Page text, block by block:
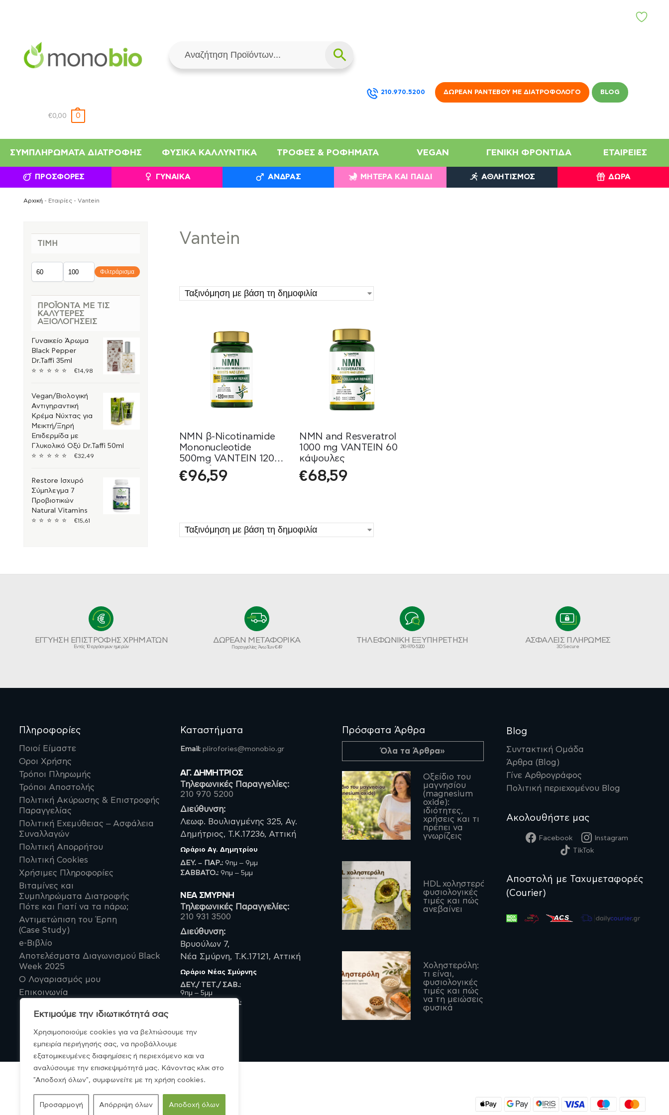
Εκτιμούμε την ιδιωτικότητά σας
Χρησιμοποιούμε cookies για να βελτιώσουμε την
εμπειρία περιήγησής σας, να προβάλλουμε
εξατομικευμένες διαφημίσεις ή περιεχόμενο και να
αναλύσουμε την επισκεψιμότητά μας. Κάνοντας κλικ στο
"Αποδοχή όλων", συμφωνείτε με τη χρήση cookies.
Προσαρμογή Απόρριψη όλων Αποδοχή όλων
210.970.5200 ΔΩΡΕΆΝ ΡΑΝΤΕΒΟΎ ΜΕ ΔΙΑΤΡΟΦΟΛΌΓΟ BLOG
Α
€0,00 0
ΣΥΜΠΛΗΡΏΜΑΤΑ ΔΙΑΤΡΟΦΉΣ ΦΥΣΙΚΆ ΚΑΛΛΥΝΤΙΚΆ ΤΡΟΦΈΣ & ΡΟΦΉΜΑΤΑ VEGAN ΓΕΝΙΚΉ ΦΡΟΝΤΊΔΑ ΕΤΑΙΡΕΊΕΣ
ΠΡΟΣΦΟΡΈΣ ΓΥΝΑΊΚΑ ΆΝΔΡΑΣ ΜΗΤΈΡΑ ΚΑΙ ΠΑΙΔΊ ΑΘΛΗΤΙΣΜΌΣ ΔΏΡΑ
Αρχική - Εταιρίες -Vantein
Vantein
NMN β-Nicotinamide
Mononucleotide
500mg VANTEIN 120
κάψουλες
€96,59
NMN and Resveratrol
1000 mg VANTEIN 60
κάψουλες
€68,59
ΤΙΜΉ
Φιλτράρισμα
ΠΡΟΪΌΝΤΑ ΜΕ ΤΙΣ
ΚΑΛΎΤΕΡΕΣ
ΑΞΙΟΛΟΓΉΣΕΙΣ
Γυναικείο Άρωμα
Black Pepper
Dr.Taffi 35ml
⭐ ⭐ ⭐ ⭐ ⭐ €14,98
Vegan/Βιολογική
Αντιγηραντική
Κρέμα Νύχτας για
Μεικτή/Ξηρή
Επιδερμίδα με
Γλυκολικό Οξύ Dr.Taffi 50ml
⭐ ⭐ ⭐ ⭐ ⭐ €32,49
Restore Ισχυρό
Σύμπλεγμα 7
Προβιοτικών
Natural Vitamins
⭐ ⭐ ⭐ ⭐ ⭐ €15,61
ΕΓΓΥΗΣΗ ΕΠΙΣΤΡΟΦΗΣ ΧΡΗΜΑΤΩΝ
Εντός 10 εργάσιμων ημερών
ΔΩΡΕΑΝ ΜΕΤΑΦΟΡΙΚΑ
Παραγγελίες Άνω Των €49
ΤΗΛΕΦΩΝΙΚΗ ΕΞΥΠΗΡΕΤΗΣΗ
210-970-5200
ΑΣΦΑΛΕΙΣ ΠΛΗΡΩΜΕΣ
3D Secure
Πληροφορίες
Ποιοί Είμαστε
Οροι Χρήσης
Τρόποι Πληρωμής
Τρόποι Αποστολής
Πολιτική Ακύρωσης & Επιστροφής
Παραγγελίας
Πολιτική Εχεμύθειας – Ασφάλεια
Συναλλαγών
Πολιτική Απορρήτου
Πολιτική Cookies
Χρήσιμες Πληροφορίες
Βιταμίνες και
Συμπληρώματα Διατροφής
Πότε και Γιατί να τα πάρω;
Αντιμετώπιση του Έρπη
(Case Study)
e-Βιβλίο
Αποτελέσματα Διαγωνισμού Black
Week 2025
Ο Λογαριασμός μου
Επικοινωνία
Καταστήματα
Email: plirofories@monobio.gr
ΑΓ. ΔΗΜΗΤΡΙΟΣ
Τηλεφωνικές Παραγγελίες:
210 970 5200
Διεύθυνση:
Λεωφ. Βουλιαγμένης 325, Αγ.
Δημήτριος, Τ.Κ.17236, Αττική
ΩράριοΑγ. Δημητρίου
ΔΕΥ. – ΠΑΡ.: 9πμ – 9μμ
ΣΑΒBATO.: 9πμ – 5μμ
ΝΈΑ ΣΜΥΡΝΗ
Τηλεφωνικές Παραγγελίες:
210 931 3500
Διεύθυνση:
Βρυούλων 7,
Νέα Σμύρνη, Τ.Κ.17121, Αττική
Ωράριο Νέας Σμύρνης
ΔΕΥ./ ΤΕΤ./ ΣΑΒ.:
9πμ – 5μμ
ΤΡΙ./ ΠΕΜ./ ΠΑΡ.:
Πρόσφατα Άρθρα
Όλα τα Άρθρα»
Οξείδιο του
μαγνησίου
(magnesium
oxide):
ιδιότητες,
χρήσεις και τι
πρέπει να
γνωρίζεις
HDL χοληστερόλη:
φυσιολογικές
τιμές και πώς
ανεβαίνει
Χοληστερόλη:
τι είναι,
φυσιολογικές
τιμές και πώς
να τη μειώσεις
φυσικά
Blog
Συντακτική Ομάδα
Άρθρα (Blog)
Γίνε Αρθρογράφος
Πολιτική περιεχομένου Blog
Ακολουθήστε μας
Facebook
Instagram
TikTok
Αποστολή με Ταχυμεταφορές
(Courier)
© MonoBio.gr 2020-2026.